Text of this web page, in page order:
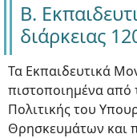
Β.
διάρκειας
Τα Εκπαιδευτικά
πιστοποιημένα από
Πολιτικής του
Θρησκευμάτων και